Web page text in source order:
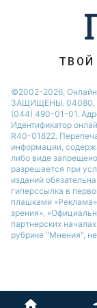
©2002-2026,
ЗАЩИЩЕНЫ. 04080,
(044) 490-01-01.
Идентификатор
R40-01822.
информации,
либо виде
разрешается при
изданий
гиперссылка в
плашками
зрения»,
партнерских
рубрике "Мнения",